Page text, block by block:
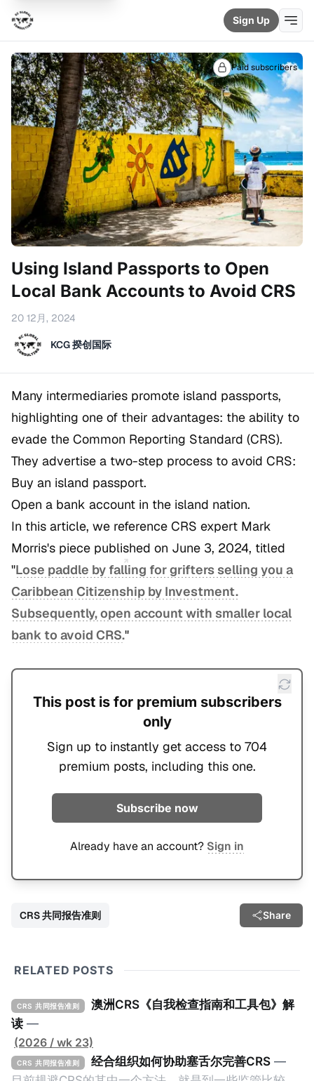
Sign Up
Paid subscribers
Using Island Passports to Open
Local Bank Accounts to Avoid CRS
20 12月, 2024
KCG 揆创国际
Many intermediaries promote island passports,
highlighting one of their advantages: the ability to
evade the Common Reporting Standard (CRS).
They advertise a two-step process to avoid CRS:
Buy an island passport.
Open a bank account in the island nation.
In this article, we reference CRS expert Mark
Morris's piece published on June 3, 2024, titled
"Lose paddle by falling for grifters selling you a
Caribbean Citizenship by Investment.
Subsequently, open account with smaller local
bank to avoid CRS."
This post is for premium subscribers
only
Sign up to instantly get access to 704
premium posts, including this one.
Subscribe now
Already have an account? Sign in
CRS 共同报告准则 Share
RELATED POSTS
CRS 共同报告准则
澳洲CRS《自我检查指南和工具包》解
读 —
(2026 / wk 23)
CRS 共同报告准则 经合组织如何协助塞舌尔完善CRS —